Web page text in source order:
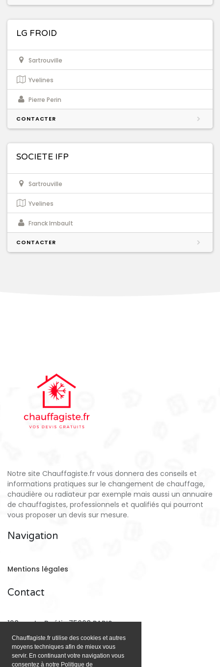
Chauffagiste.fr utilise des cookies et autres
moyens techniques afin de mieux vous
servir. En continuant votre navigation vous
consentez à notre Politique de
LG FROID
Sartrouville
Yvelines
Pierre Perin
CONTACTER
SOCIETE IFP
Sartrouville
Yvelines
Franck Imbault
CONTACTER
Notre site Chauffagiste.fr vous donnera des conseils et
informations pratiques sur le changement de chauffage,
chaudière ou radiateur par exemple mais aussi un annuaire
de chauffagistes, professionnels et qualifiés qui pourront
vous proposer un devis sur mesure.
Navigation
Mentions légales
Contact
128 rue La Boétie 75008 PARIS
Email: contact@chauffagiste.fr